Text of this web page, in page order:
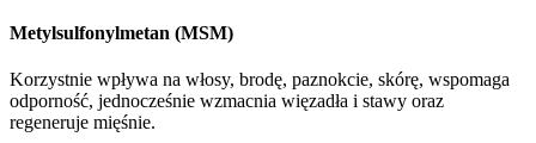
Metylsulfonylmetan (MSM)
Korzystnie wpływa na włosy, brodę, paznokcie, skórę, wspomaga
odporność, jednocześnie wzmacnia więzadła i stawy oraz
regeneruje mięśnie.